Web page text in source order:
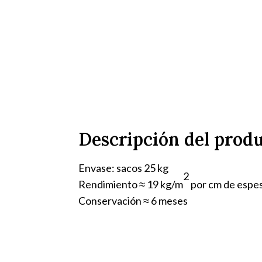
Descripción del
Envase: sacos 25 kg
Rendimiento ≈ 19 kg/m
2
por cm de
Conservación ≈ 6 meses